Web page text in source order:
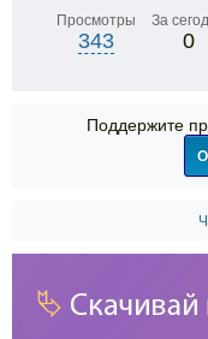
Просмотры
343
За
0
Поддержите